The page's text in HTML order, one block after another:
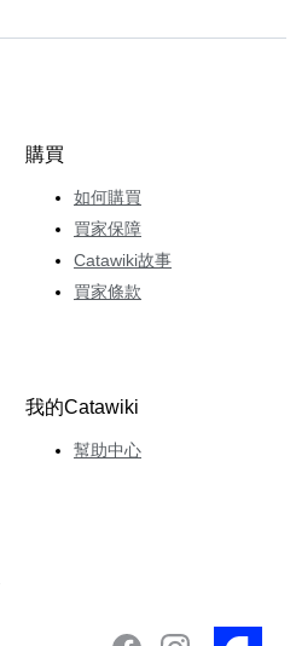
購買
如何購買
買家保障
Catawiki故事
買家條款
我的Catawiki
幫助中心